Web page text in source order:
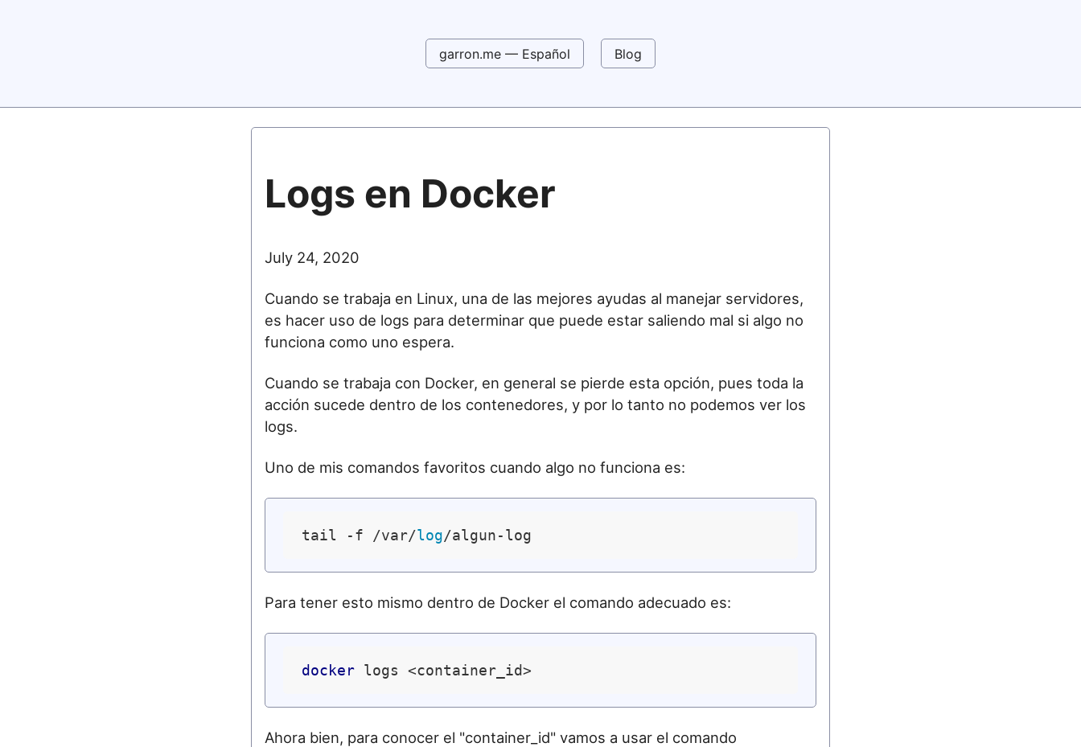
garron.me — Español Blog
Logs en Docker
July 24, 2020
Cuando se trabaja en Linux, una de las mejores ayudas al manejar servidores,
es hacer uso de logs para determinar que puede estar saliendo mal si algo no
funciona como uno espera.
Cuando se trabaja con Docker, en general se pierde esta opción, pues toda la
acción sucede dentro de los contenedores, y por lo tanto no podemos ver los
logs.
Uno de mis comandos favoritos cuando algo no funciona es:
tail -f /var/log
Para tener esto mismo dentro de Docker el comando adecuado es:
docker
Ahora bien, para conocer el "container_id" vamos a usar el comando